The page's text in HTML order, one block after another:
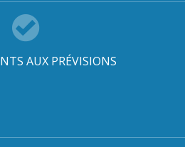
AUX PRÉVISIONS